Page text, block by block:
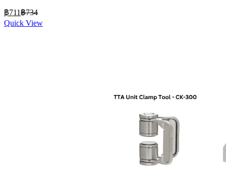
฿711 Current
price
is:
฿734
was:
Quick View